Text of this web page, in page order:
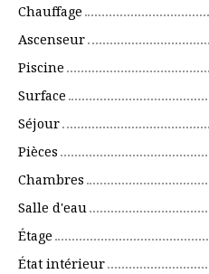
Chauffage
Ascenseur
Piscine
Surface
Séjour
Pièces
Chambres
Salle d'eau
Étage
État intérieur